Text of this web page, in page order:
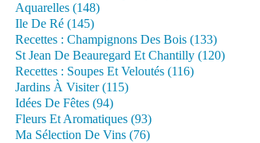
Aquarelles (148)
Ile De Ré (145)
Recettes : Champignons Des Bois (133)
St Jean De Beauregard Et Chantilly (120)
Recettes : Soupes Et Veloutés (116)
Jardins À Visiter (115)
Idées De Fêtes (94)
Fleurs Et Aromatiques (93)
Ma Sélection De Vins (76)